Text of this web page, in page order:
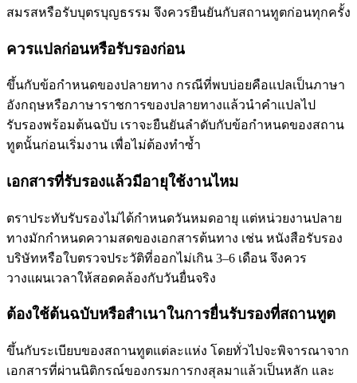
สมรสหรือรับบุตรบุญธรรม จึงควรยืนยันกับสถานทูตก่อนทุกครั้ง
ควรแปลก่อนหรือรับรองก่อน
ขึ้นกับข้อกำหนดของปลายทาง กรณีที่พบบ่อยคือแปลเป็นภาษา
อังกฤษหรือภาษาราชการของปลายทางแล้วนำคำแปลไป
รับรองพร้อมต้นฉบับ เราจะยืนยันลำดับกับข้อกำหนดของสถาน
ทูตนั้นก่อนเริ่มงาน เพื่อไม่ต้องทำซ้ำ
เอกสารที่รับรองแล้วมีอายุใช้งานไหม
ตราประทับรับรองไม่ได้กำหนดวันหมดอายุ แต่หน่วยงานปลาย
ทางมักกำหนดความสดของเอกสารต้นทาง เช่น หนังสือรับรอง
บริษัทหรือใบตรวจประวัติที่ออกไม่เกิน 3–6 เดือน จึงควร
วางแผนเวลาให้สอดคล้องกับวันยื่นจริง
ต้องใช้ต้นฉบับหรือสำเนาในการยื่นรับรองที่สถานทูต
ขึ้นกับระเบียบของสถานทูตแต่ละแห่ง โดยทั่วไปจะพิจารณาจาก
เอกสารที่ผ่านนิติกรณ์ของกรมการกงสุลมาแล้วเป็นหลัก และ